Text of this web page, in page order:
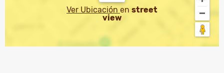
Ver Ubicación en street
view